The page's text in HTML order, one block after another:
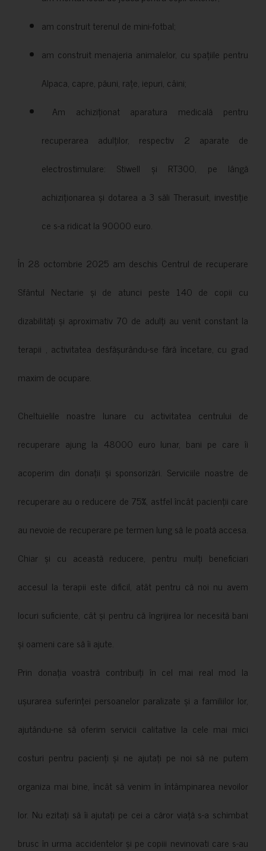
am construit terenul de mini-fotbal;
am construit menajeria animalelor, cu spațiile pentru
Alpaca, capre, păuni, rațe, iepuri, câini;
Am achiziționat aparatura medicală pentru
recuperarea adulților, respectiv 2 aparate de
electrostimulare: Stiwell și RT300, pe lângă
achiziționarea și dotarea a 3 săli Therasuit, investiție
ce s-a ridicat la 90000 euro.
În 28 octombrie 2025 am deschis Centrul de recuperare
Sfântul Nectarie și de atunci peste 140 de copii cu
dizabilități și aproximativ 70 de adulți au venit constant la
terapii , activitatea desfășurându-se fără încetare, cu grad
maxim de ocupare.
Cheltuielile noastre lunare cu activitatea centrului de
recuperare ajung la 48000 euro lunar, bani pe care îi
acoperim din donații și sponsorizări. Serviciile noastre de
recuperare au o reducere de 75%, astfel încât pacienții care
au nevoie de recuperare pe termen lung să le poată accesa.
Chiar și cu această reducere, pentru mulți beneficiari
accesul la terapii este dificil, atât pentru că noi nu avem
locuri suficiente, cât și pentru că îngrijirea lor necesită bani
și oameni care să îi ajute.
Prin donația voastră contribuiți în cel mai real mod la
ușurarea suferinței persoanelor paralizate și a familiilor lor,
ajutându-ne să oferim servicii calitative la cele mai mici
costuri pentru pacienți și ne ajutați pe noi să ne putem
organiza mai bine, încât să venim în întâmpinarea nevoilor
lor. Nu ezitați să îi ajutați pe cei a căror viață s-a schimbat
brusc în urma accidentelor și pe copiii nevinovati care s-au